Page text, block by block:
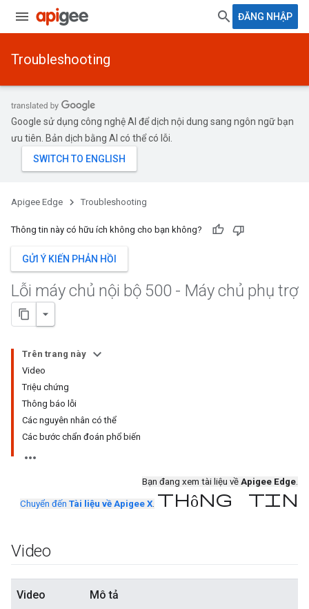
ĐĂNG NHẬP
Troubleshooting
Google sử dụng công nghệ AI để dịch nội dung sang ngôn ngữ bạn
ưu tiên. Bản dịch bằng AI có thể có lỗi.
Apigee Edge Troubleshooting
Thông tin này có hữu ích không cho bạn không?
GỬI Ý KIẾN PHẢN HỒI
Lỗi máy chủ nội bộ 500 - Máy chủ phụ trợ
Trên trang này
Video
Triệu chứng
Thông báo lỗi
Các nguyên nhân có thể
Các bước chẩn đoán phổ biến
Bạn đang xem tài liệu về Apigee Edge.
Chuyển đến Tài liệu về Apigee X. thông tin
Video
Video Mô tả